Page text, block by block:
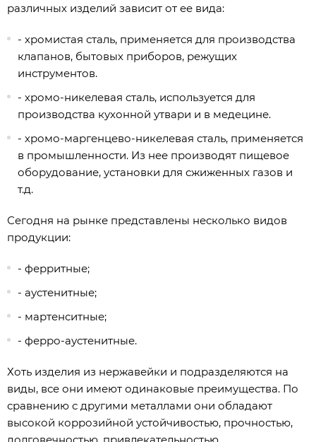
различных изделий зависит от ее вида:
- хромистая сталь, применяется для производства
клапанов, бытовых приборов, режущих
инструментов.
- хромо-никелевая сталь, используется для
производства кухонной утвари и в медецине.
- хромо-маргенцево-никелевая сталь, применяется
в промышленности. Из нее производят пищевое
оборудование, установки для сжиженных газов и
т.д.
Сегодня на рынке представлены несколько видов
продукции:
- ферритные;
- аустенитные;
- мартенситные;
- ферро-аустенитные.
Хоть изделия из нержавейки и подразделяются на
виды, все они имеют одинаковые преимущества. По
сравнению с другими металлами они обладают
высокой коррозийной устойчивостью, прочностью,